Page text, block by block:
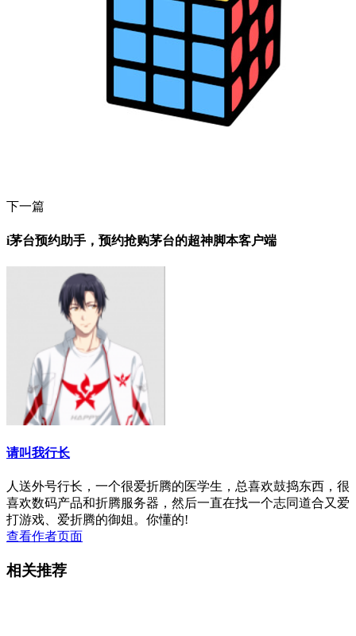
下一篇
i茅台预约助手，预约抢购茅台的超神脚本客户端
请叫我行长
人送外号行长，一个很爱折腾的医学生，总喜欢鼓捣东西，很
喜欢数码产品和折腾服务器，然后一直在找一个志同道合又爱
打游戏、爱折腾的御姐。你懂的!
查看作者页面
相关推荐